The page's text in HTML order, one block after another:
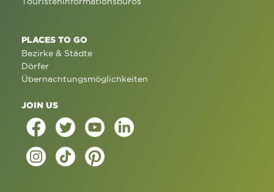
PLACES TO GO
Bezirke & Städte
Dörfer
Übernachtungsmöglichkeiten
JOIN US